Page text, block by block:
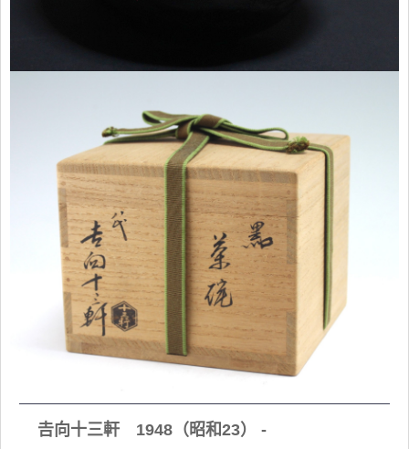
𠮷向十三軒 1948（昭和23） -